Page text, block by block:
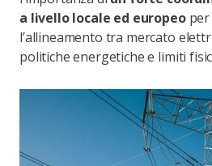
a livello locale ed europeoper
l’allineamento tra mercato
politiche energetiche e limiti